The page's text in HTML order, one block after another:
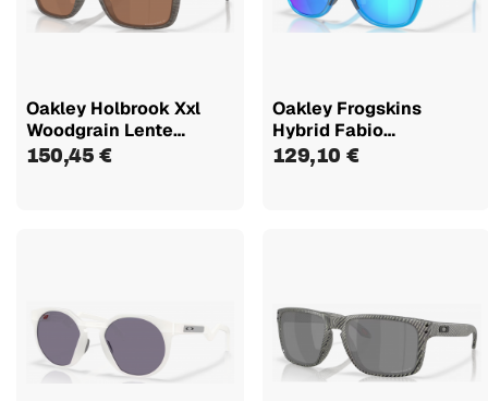
Oakley Holbrook Xxl
Woodgrain Lente
Prizm...
150,45 €
Oakley Frogskins
Hybrid Fabio
Quartararo...
129,10 €